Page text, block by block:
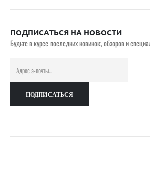
ПОДПИСАТЬСЯ НА НОВОСТИ
Будьте в курсе последних новинок, обзоров и